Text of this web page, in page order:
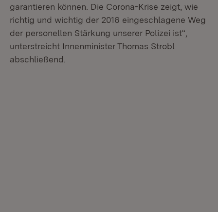
garantieren können. Die Corona-Krise zeigt, wie
richtig und wichtig der 2016 eingeschlagene Weg
der personellen Stärkung unserer Polizei ist“,
unterstreicht Innenminister Thomas Strobl
abschließend.